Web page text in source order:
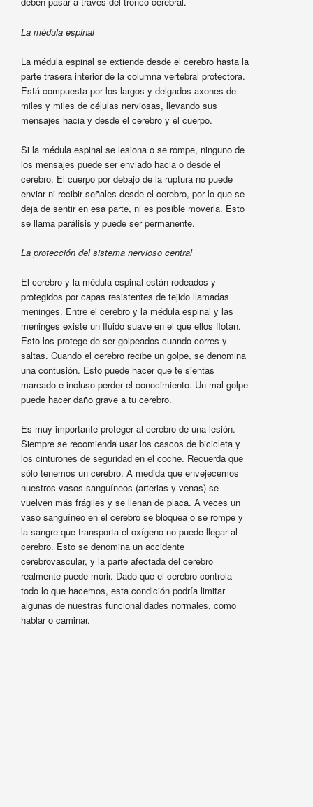
La médula espinal
La médula espinal se extiende desde el cerebro hasta la
parte trasera interior de la columna vertebral protectora.
Está compuesta por los largos y delgados axones de
miles y miles de células nerviosas, llevando sus
mensajes hacia y desde el cerebro y el cuerpo.
Si la médula espinal se lesiona o se rompe, ninguno de
los mensajes puede ser enviado hacia o desde el
cerebro. El cuerpo por debajo de la ruptura no puede
enviar ni recibir señales desde el cerebro, por lo que se
deja de sentir en esa parte, ni es posible moverla. Esto
se llama parálisis y puede ser permanente.
La protección del sistema nervioso central
El cerebro y la médula espinal están rodeados y
protegidos por capas resistentes de tejido llamadas
meninges. Entre el cerebro y la médula espinal y las
meninges existe un fluido suave en el que ellos flotan.
Esto los protege de ser golpeados cuando corres y
saltas. Cuando el cerebro recibe un golpe, se denomina
una contusión. Esto puede hacer que te sientas
mareado e incluso perder el conocimiento. Un mal golpe
puede hacer daño grave a tu cerebro.
Es muy importante proteger al cerebro de una lesión.
Siempre se recomienda usar los cascos de bicicleta y
los cinturones de seguridad en el coche. Recuerda que
sólo tenemos un cerebro. A medida que envejecemos
nuestros vasos sanguíneos (arterias y venas) se
vuelven más frágiles y se llenan de placa. A veces un
vaso sanguíneo en el cerebro se bloquea o se rompe y
la sangre que transporta el oxígeno no puede llegar al
cerebro. Esto se denomina un accidente
cerebrovascular, y la parte afectada del cerebro
realmente puede morir. Dado que el cerebro controla
todo lo que hacemos, esta condición podría limitar
algunas de nuestras funcionalidades normales, como
hablar o caminar.